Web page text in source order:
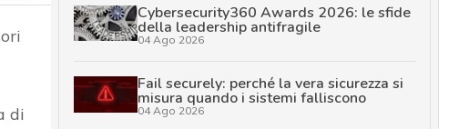
di
Cybersecurity360 Awards 2026: le sfide
della leadership antifragile
04 Ago 2026
Fail securely: perché la vera sicurezza si
misura quando i sistemi falliscono
04 Ago 2026